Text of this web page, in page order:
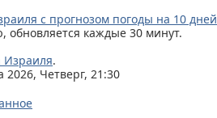
с прогнозом погоды на 10 дней
обновляется каждые 30 минут.
Израиля.
2026, Четверг, 21:30